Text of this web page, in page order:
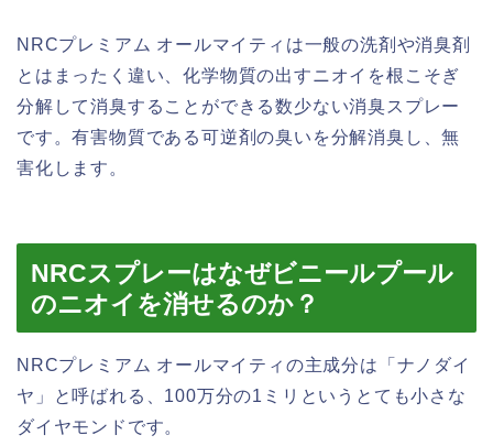
NRCプレミアム オールマイティは一般の洗剤や消臭剤
とはまったく違い、化学物質の出すニオイを根こそぎ
分解して消臭することができる数少ない消臭スプレー
です。有害物質である可逆剤の臭いを分解消臭し、無
害化します。
NRCスプレーはなぜビニールプール
のニオイを消せるのか？
NRCプレミアム オールマイティの主成分は「ナノダイ
ヤ」と呼ばれる、100万分の1ミリというとても小さな
ダイヤモンドです。